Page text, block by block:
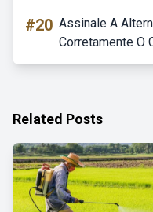
#20 Assinale A
Corretamente O
Related Posts